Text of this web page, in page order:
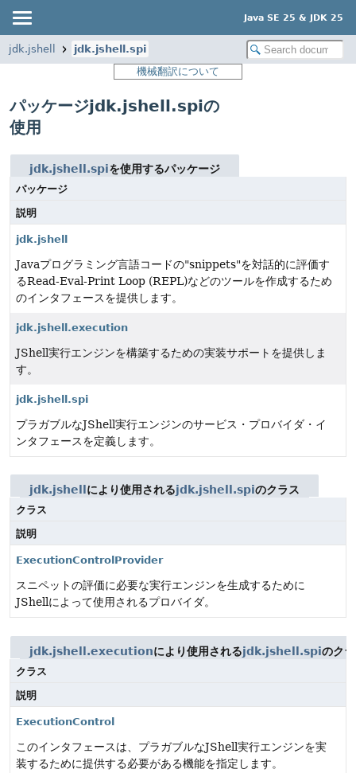
Java SE 25 & JDK 25
jdk.jshell
jdk.jshell.spi
機械翻訳について
パッケージjdk.jshell.spiの
使用
jdk.jshell.spiを使用するパッケージ
パッケージ
説明
jdk.jshell
Javaプログラミング言語コードの"snippets"を対話的に評価す
るRead-Eval-Print Loop (REPL)などのツールを作成するため
のインタフェースを提供します。
jdk.jshell.execution
JShell実行エンジンを構築するための実装サポートを提供しま
す。
jdk.jshell.spi
プラガブルなJShell実行エンジンのサービス・プロバイダ・イ
ンタフェースを定義します。
jdk.jshell により使用されるjdk.jshell.spiのクラス
クラス
説明
ExecutionControlProvider
スニペットの評価に必要な実行エンジンを生成するために
JShellによって使用されるプロバイダ。
jdk.jshell.executionにより使用されるjdk.jshell.spiのク
クラス
説明
ExecutionControl
このインタフェースは、プラガブルなJShell実行エンジンを実
装するために提供する必要がある機能を指定します。